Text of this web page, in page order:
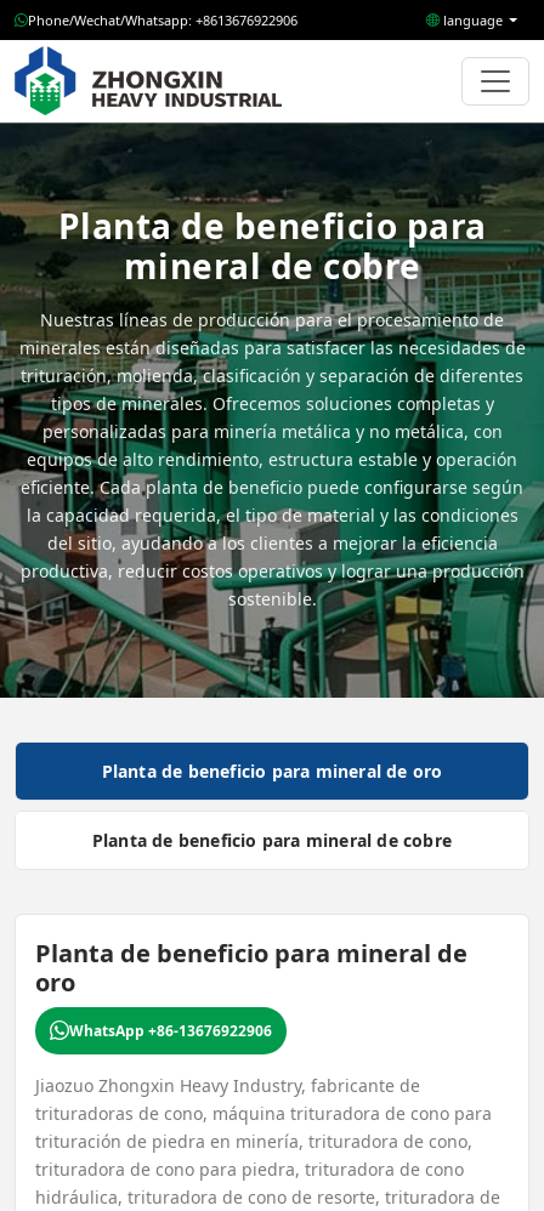
Phone/Wechat/Whatsapp: +8613676922906 language
Planta de beneficio para
mineral de cobre
Nuestras líneas de producción para el procesamiento de
minerales están diseñadas para satisfacer las necesidades de
trituración, molienda, clasificación y separación de diferentes
tipos de minerales. Ofrecemos soluciones completas y
personalizadas para minería metálica y no metálica, con
equipos de alto rendimiento, estructura estable y operación
eficiente. Cada planta de beneficio puede configurarse según
la capacidad requerida, el tipo de material y las condiciones
del sitio, ayudando a los clientes a mejorar la eficiencia
productiva, reducir costos operativos y lograr una producción
sostenible.
Planta de beneficio para mineral de oro
Planta de beneficio para mineral de cobre
Planta de beneficio para mineral de
oro
WhatsApp +86-13676922906
Jiaozuo Zhongxin Heavy Industry, fabricante de
trituradoras de cono, máquina trituradora de cono para
trituración de piedra en minería, trituradora de cono,
trituradora de cono para piedra, trituradora de cono
hidráulica, trituradora de cono de resorte, trituradora de